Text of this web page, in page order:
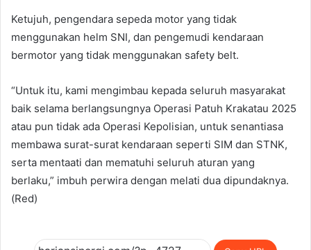
Ketujuh, pengendara sepeda motor yang tidak
menggunakan helm SNI, dan pengemudi kendaraan
bermotor yang tidak menggunakan safety belt.
“Untuk itu, kami mengimbau kepada seluruh masyarakat
baik selama berlangsungnya Operasi Patuh Krakatau 2025
atau pun tidak ada Operasi Kepolisian, untuk senantiasa
membawa surat-surat kendaraan seperti SIM dan STNK,
serta mentaati dan mematuhi seluruh aturan yang
berlaku,” imbuh perwira dengan melati dua dipundaknya.
(Red)